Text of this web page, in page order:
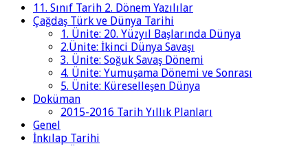
11. Sınıf Tarih 2. Dönem Yazılılar
Çağdaş Türk ve Dünya Tarihi
1. Ünite: 20. Yüzyıl Başlarında Dünya
2.Ünite: İkinci Dünya Savaşı
3. Ünite: Soğuk Savaş Dönemi
4. Ünite: Yumuşama Dönemi ve Sonrası
5. Ünite: Küreselleşen Dünya
Doküman
2015-2016 Tarih Yıllık Planları
Genel
İnkılap Tarihi